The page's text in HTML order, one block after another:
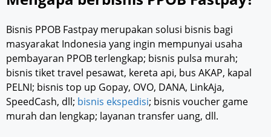
Bisnis PPOB Fastpay merupakan solusi bisnis bagi
masyarakat Indonesia yang ingin mempunyai usaha
pembayaran PPOB terlengkap; bisnis pulsa murah;
bisnis tiket travel pesawat, kereta api, bus AKAP, kapal
PELNI; bisnis top up Gopay, OVO, DANA, LinkAja,
SpeedCash, dll; bisnis ekspedisi; bisnis voucher game
murah dan lengkap; layanan transfer uang, dll.